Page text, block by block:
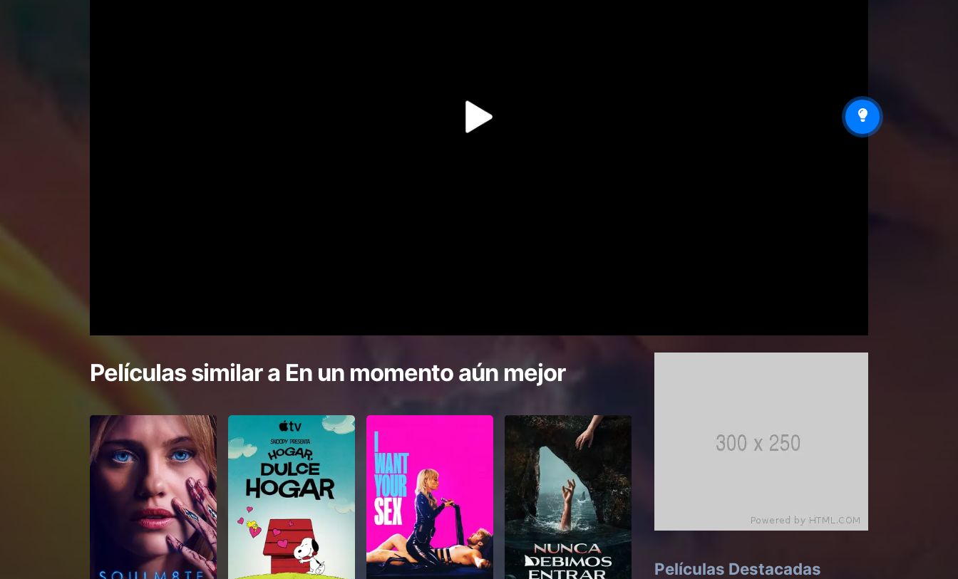
Películas similar a En un momento aún mejor
Películas Destacadas